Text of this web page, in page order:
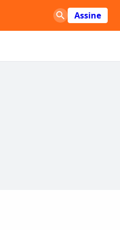
Assine